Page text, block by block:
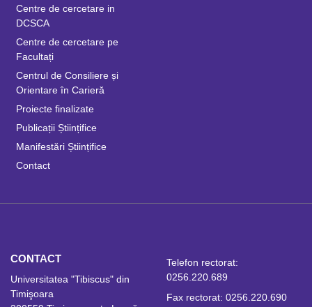
Centre de cercetare in
DCSCA
Centre de cercetare pe
Facultați
Centrul de Consiliere și
Orientare în Carieră
Proiecte finalizate
Publicații Științifice
Manifestări Științifice
Contact
CONTACT
Universitatea "Tibiscus" din
Timişoara
Telefon rectorat:
0256.220.689
Fax rectorat: 0256.220.690